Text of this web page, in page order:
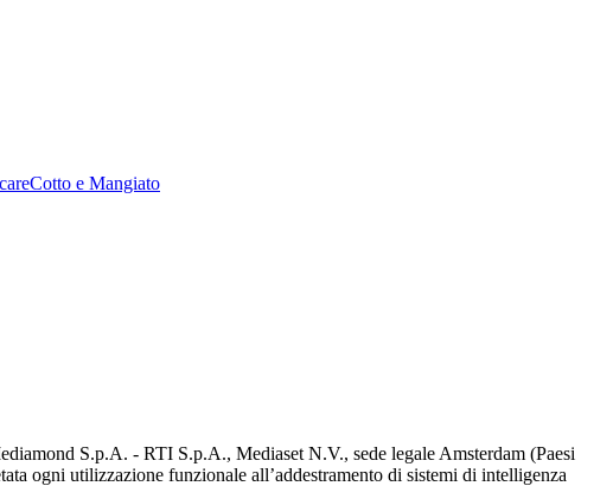
Cotto e Mangiato
S.p.A. - RTI S.p.A., Mediaset N.V., sede legale Amsterdam (Paesi
ogni utilizzazione funzionale all’addestramento di sistemi di intelligenza